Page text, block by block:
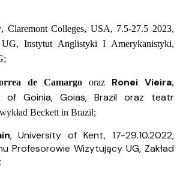
, Claremont Colleges, USA, 7.5-27.5 2023,
Instytut Anglistyki I Amerykanistyki,
de Camargooraz Ronei Vieira,
of Goinia, Goias, Brazil oraz teatr
Beckett in Brazil;
, University of Kent, 17-29.10.2022,
Profesorowie Wizytujący UG, Zakład